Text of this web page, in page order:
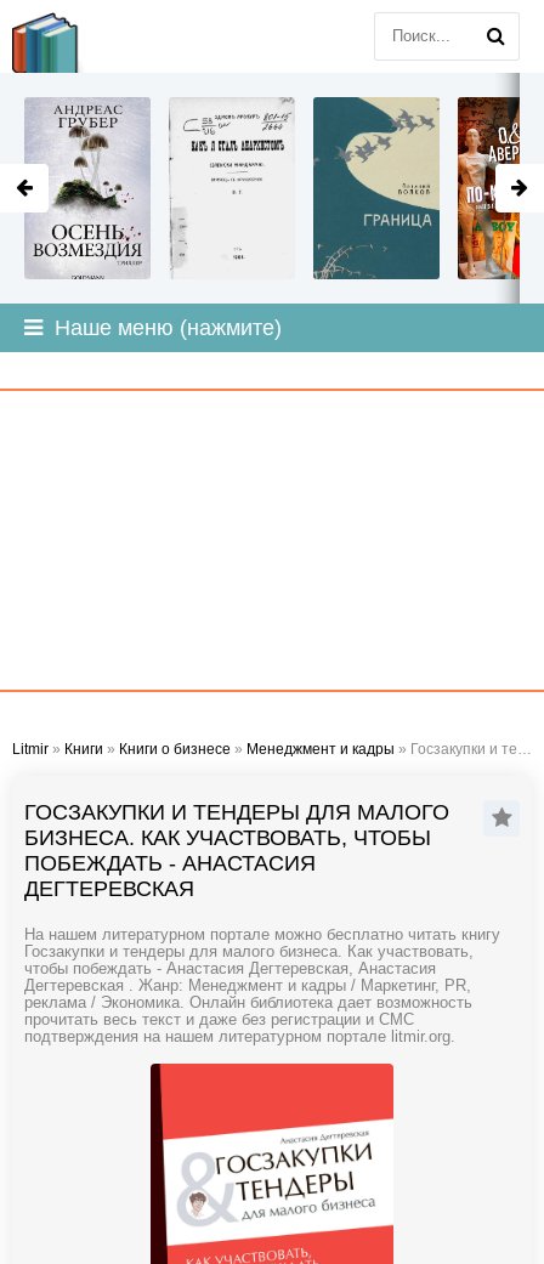
Наше меню (нажмите)
Litmir » Книги » Книги о бизнесе » Менеджмент и кадры » Госзакупки и тендеры для малого бизнеса. Как участвовать, чтобы побеждать - Анастасия Дегтеревская
ГОСЗАКУПКИ И ТЕНДЕРЫ ДЛЯ МАЛОГО
БИЗНЕСА. КАК УЧАСТВОВАТЬ, ЧТОБЫ
ПОБЕЖДАТЬ - АНАСТАСИЯ
ДЕГТЕРЕВСКАЯ
На нашем литературном портале можно бесплатно читать книгу
Госзакупки и тендеры для малого бизнеса. Как участвовать,
чтобы побеждать - Анастасия Дегтеревская, Анастасия
Дегтеревская . Жанр: Менеджмент и кадры / Маркетинг, PR,
реклама / Экономика. Онлайн библиотека дает возможность
прочитать весь текст и даже без регистрации и СМС
подтверждения на нашем литературном портале litmir.org.
LITMIR.ORG